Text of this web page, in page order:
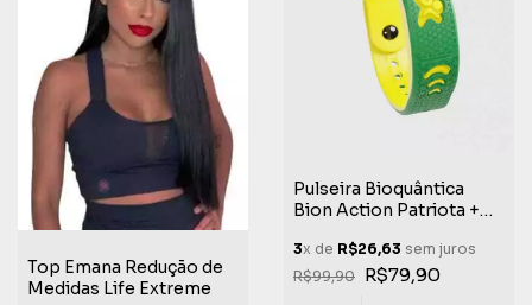
Top Emana Redução de
Medidas Life Extreme
Pulseira Bioquântica
Bion Action Patriota +
Patriota Edição Limitada
Life Extreme
3x de R$26,63 sem juros
R$99,90 R$79,90